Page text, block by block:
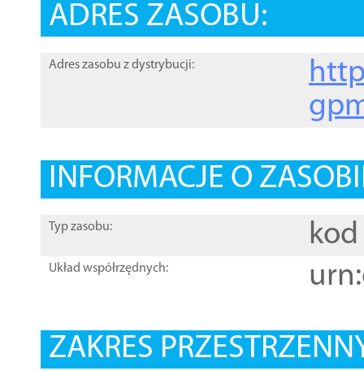
ADRES ZASOBU:
Adres zasobu z dystrybucji:
INFORMACJE O
Typ zasobu: kod
Układ współrzędnych:
ZAKRES